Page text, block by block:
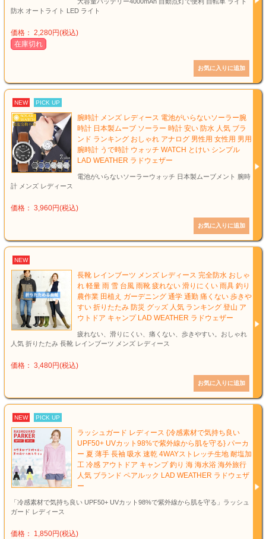
大容量バッテリー4000mAh 自動点灯で便利 自転車 ライト
防水 オートライト LED ライト
価格： 2,280円(税込)
在庫切れ
NEW PICK UP
腕時計 メンズ レディース 電池がいらないソーラー腕
時計 日本製ムーブ ソーラー 時計 安い 防水 人気 ブラ
ンド ランキング おしゃれ アナログ 男性用 女性用 男用
腕時計 うで時計 ウォッチ WATCH とけい シンプル
LAD WEATHER ラドウェザー
電池がいらないソーラーウォッチ 日本製ムーブメント 腕時
計 メンズ レディース
価格： 3,960円(税込)
NEW
長靴 レインブーツ メンズ レディース 完全防水 おしゃ
れ 軽量 雨 雪 台風 雨靴 疲れない 滑りにくい 雨具 釣り
農作業 田植え ガーデニング 通学 通勤 痛くない 歩きや
すい 折りたたみ 防災 グッズ 人気 ランキング 登山 ア
ウトドア キャンプ LAD WEATHER ラドウェザー
疲れない、滑りにくい、痛くない、歩きやすい。おしゃれ
人気 折りたたみ 長靴 レインブーツ メンズ レディース
価格： 3,480円(税込)
NEW PICK UP
ラッシュガード レディース {冷感素材で気持ち良い
UPF50+ UVカット98%で紫外線から肌を守る} パーカ
ー 夏 薄手 長袖 吸水 速乾 4WAYストレッチ生地 耐塩加
工 冷感 アウトドア キャンプ 釣り 海 海水浴 海外旅行
人気 ブランド ペアルック LAD WEATHER ラドウェザ
ー
「冷感素材で気持ち良い UPF50+ UVカット98%で紫外線から肌を守る」ラッシュ
ガード レディース
価格： 1,850円(税込)